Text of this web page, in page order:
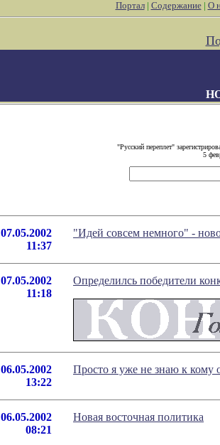
Портал| Содержание| О
"Русский переплет"
5
07.05.2002
11:37
"Идей совсем немногo" -
07.05.2002
11:18
Определилсь победители
06.05.2002
13:22
Просто я уже не знаю к кому
06.05.2002
08:21
Новая восточная политика